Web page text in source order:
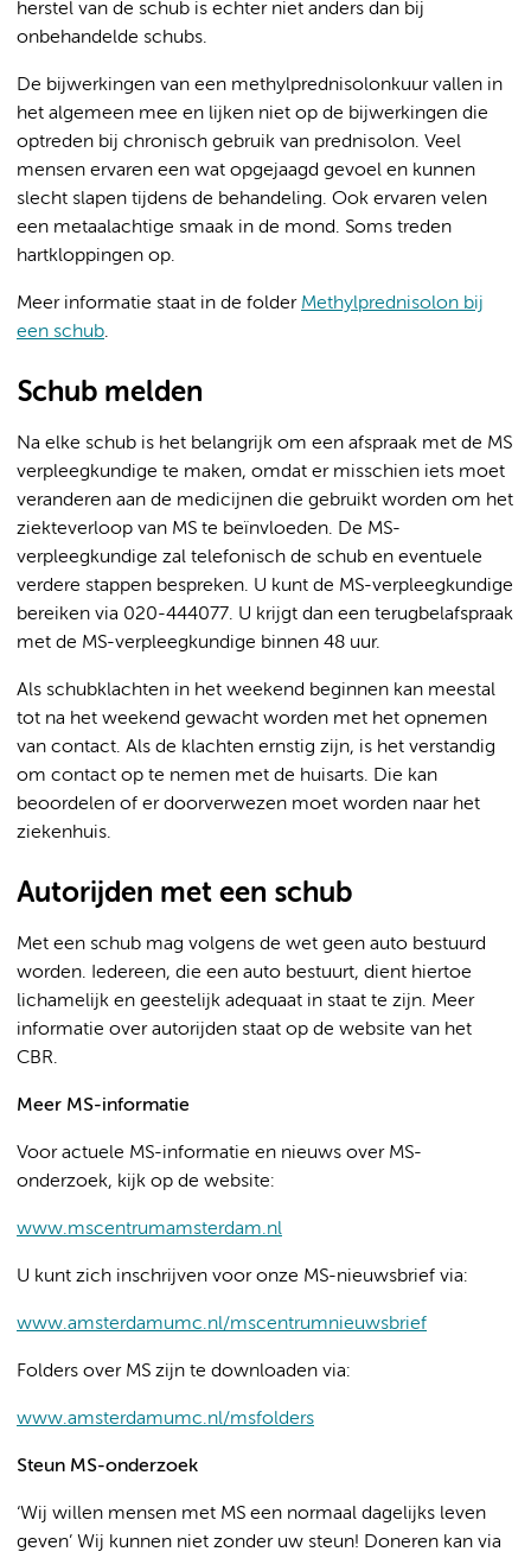
herstel van de schub is echter niet anders dan bij
onbehandelde schubs.
De bijwerkingen van een methylprednisolonkuur vallen in
het algemeen mee en lijken niet op de bijwerkingen die
optreden bij chronisch gebruik van prednisolon. Veel
mensen ervaren een wat opgejaagd gevoel en kunnen
slecht slapen tijdens de behandeling. Ook ervaren velen
een metaalachtige smaak in de mond. Soms treden
hartkloppingen op.
Meer informatie staat in de folder Methylprednisolon bij
een schub.
Schub melden
Na elke schub is het belangrijk om een afspraak met de MS
verpleegkundige te maken, omdat er misschien iets moet
veranderen aan de medicijnen die gebruikt worden om het
ziekteverloop van MS te beïnvloeden. De MS-
verpleegkundige zal telefonisch de schub en eventuele
verdere stappen bespreken. U kunt de MS-verpleegkundige
bereiken via 020-444077. U krijgt dan een terugbelafspraak
met de MS-verpleegkundige binnen 48 uur.
Als schubklachten in het weekend beginnen kan meestal
tot na het weekend gewacht worden met het opnemen
van contact. Als de klachten ernstig zijn, is het verstandig
om contact op te nemen met de huisarts. Die kan
beoordelen of er doorverwezen moet worden naar het
ziekenhuis.
Autorijden met een schub
Met een schub mag volgens de wet geen auto bestuurd
worden. Iedereen, die een auto bestuurt, dient hiertoe
lichamelijk en geestelijk adequaat in staat te zijn. Meer
informatie over autorijden staat op de website van het
CBR.
Meer MS-informatie
Voor actuele MS-informatie en nieuws over MS-
onderzoek, kijk op de website:
www.mscentrumamsterdam.nl
U kunt zich inschrijven voor onze MS-nieuwsbrief via:
www.amsterdamumc.nl/mscentrumnieuwsbrief
Folders over MS zijn te downloaden via:
www.amsterdamumc.nl/msfolders
Steun MS-onderzoek
‘Wij willen mensen met MS een normaal dagelijks leven
geven’ Wij kunnen niet zonder uw steun! Doneren kan via